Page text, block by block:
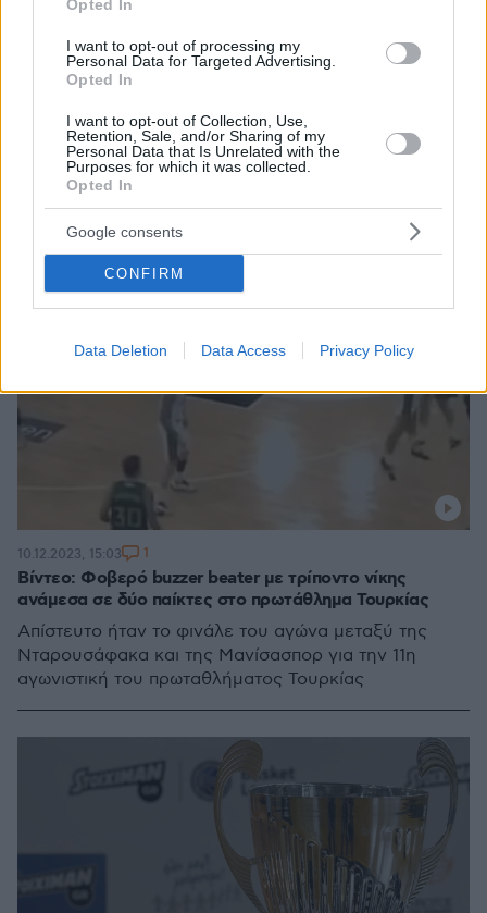
Opted In
I want to opt-out of processing my
Personal Data for Targeted Advertising.
Opted In
I want to opt-out of Collection, Use,
Retention, Sale, and/or Sharing of my
Personal Data that Is Unrelated with the
Purposes for which it was collected.
Opted In
Google consents
CONFIRM
Data Deletion Data Access Privacy Policy
του σήμερα το πρωί
Βίντεο: Φοβερό buzzer beater με τρίποντο νίκης
ανάμεσα σε δύο παίκτες στο πρωτάθλημα Τουρκίας
Απίστευτο ήταν το φινάλε του αγώνα μεταξύ της
Νταρουσάφακα και της Μανίσασπορ για την 11η
αγωνιστική του πρωταθλήματος Τουρκίας
10.12.2023, 15:03 1